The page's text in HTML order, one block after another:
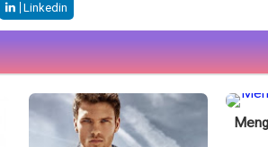
Linkedin